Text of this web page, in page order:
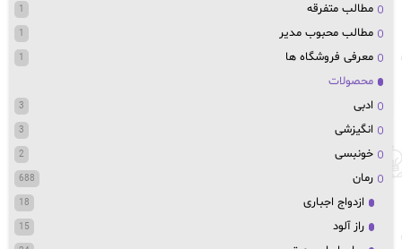
مطالب متفرقه 1
مطالب محبوب مدیر 1
معرفی فروشگاه ها 1
محصولات
ادبی
3
انگیزشی 3
خونبسی 2
رمان 688
ازدواج اجباری 18
راز آلود 15